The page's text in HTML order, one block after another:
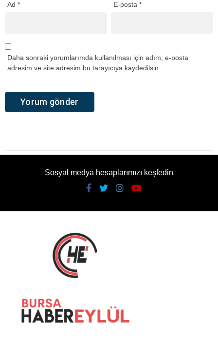
Ad * E-posta*
Daha sonraki yorumlarımda kullanılması için adım, e-posta
adresim ve site adresim bu tarayıcıya kaydedilsin.
Sosyal medya hesaplarımızı keşfedin